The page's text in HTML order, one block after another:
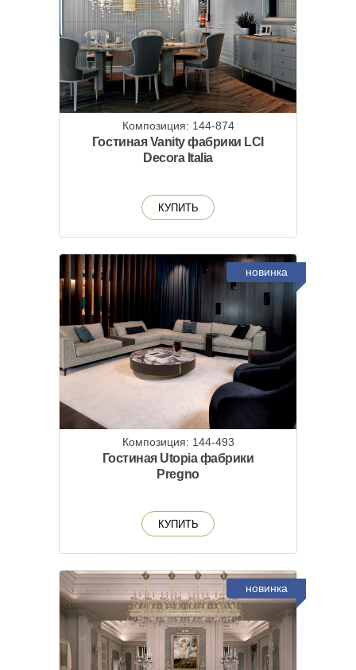
Композиция: 144-874
Гостиная Vanity фабрики LCI
Decora Italia
КУПИТЬ
новинка
Композиция: 144-493
Гостиная Utopia фабрики
Pregno
КУПИТЬ
новинка